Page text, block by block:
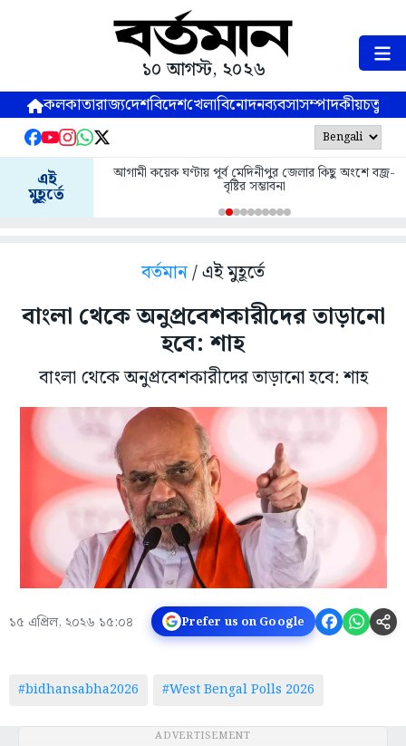
১০ আগস্ট, ২০২৬
কলকাতারাজ্যদেশবিদেশখেলাবিনোদনব্যবসাসম্পাদকীয়
এই
মুহূর্তে
আগামী কয়েক ঘণ্টায় পূর্ব মেদিনীপুর জেলার কিছু অংশে বজ্র-
বৃষ্টির সম্ভাবনা
বর্তমান/ এই মুহূর্তে
বাংলা থেকে অনুপ্রবেশকারীদের তাড়ানো
হবে: শাহ
বাংলা থেকে অনুপ্রবেশকারীদের তাড়ানো হবে: শাহ
১৫ এপ্রিল, ২০২৬ ১৫:০৪ Prefer us on Google
#bidhansabha2026 #West Bengal Polls 2026
ADVERTISEMENT